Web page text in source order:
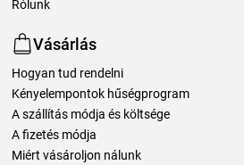
Rólunk
Vásárlás
Hogyan tud rendelni
Kényelempontok hűségprogram
A szállítás módja és költsége
A fizetés módja
Miért vásároljon nálunk